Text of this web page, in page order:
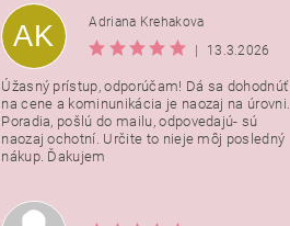
AK
Adriana Krehakova
13.3.2026
Úžasný prístup, odporúčam! Dá sa dohodnúť
na cene a kominunikácia je naozaj na úrovni.
Poradia, pošlú do mailu, odpovedajú- sú
naozaj ochotní. Určite to nieje môj posledný
nákup. Ďakujem